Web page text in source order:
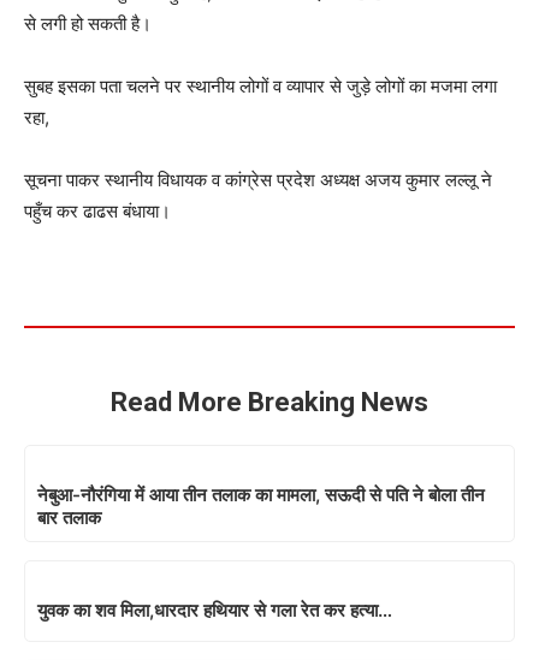
से लगी हो सकती है।
सुबह इसका पता चलने पर स्थानीय लोगों व व्यापार से जुड़े लोगों का मजमा लगा
रहा,
सूचना पाकर स्थानीय विधायक व कांग्रेस प्रदेश अध्यक्ष अजय कुमार लल्लू ने
पहुँच कर ढाढस बंधाया।
Read More Breaking News
नेबुआ-नौरंगिया में आया तीन तलाक का मामला, सऊदी से पति ने बोला तीन
बार तलाक
युवक का शव मिला,धारदार हथियार से गला रेत कर हत्या…